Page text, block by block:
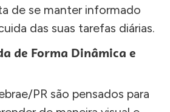
de se manter informado
das suas tarefas diárias.
de Forma Dinâmica e
PR são pensados para